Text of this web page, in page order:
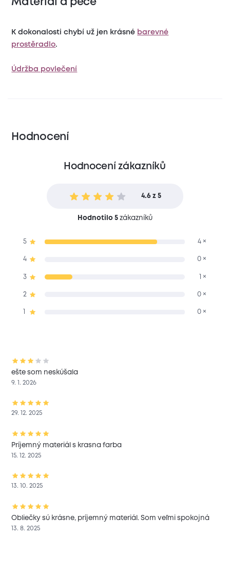
Materiál a péče
K dokonalosti chybí už jen krásné barevné
prostěradlo.
Údržba povlečení
Hodnocení
Hodnocení zákazníků
4.6 z 5
Hodnotilo 5zákazníků
5 4 ×
4 0 ×
3 1 ×
2 0 ×
0 ×
ešte som neskúšala
9. 1. 2026
29. 12. 2025
Príjemný materiál s krasna farba
15. 12. 2025
13. 10. 2025
Obliečky sú krásne, príjemný materiál. Som veľmi spokojná
13. 8. 2025